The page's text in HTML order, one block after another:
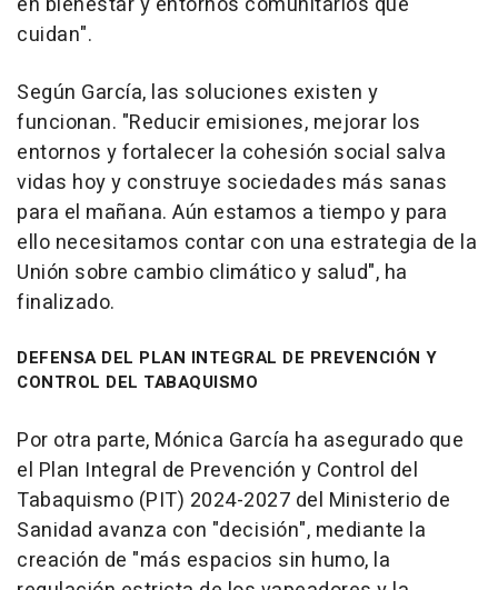
cuidan".
Según García, las soluciones existen y
funcionan. "Reducir emisiones, mejorar los
entornos y fortalecer la cohesión social salva
vidas hoy y construye sociedades más sanas
para el mañana. Aún estamos a tiempo y para
ello necesitamos contar con una estrategia de la
Unión sobre cambio climático y salud", ha
finalizado.
DEFENSA DEL PLAN INTEGRAL DE PREVENCIÓN Y
CONTROL DEL TABAQUISMO
Por otra parte, Mónica García ha asegurado que
el Plan Integral de Prevención y Control del
Tabaquismo (PIT) 2024-2027 del Ministerio de
Sanidad avanza con "decisión", mediante la
creación de "más espacios sin humo, la